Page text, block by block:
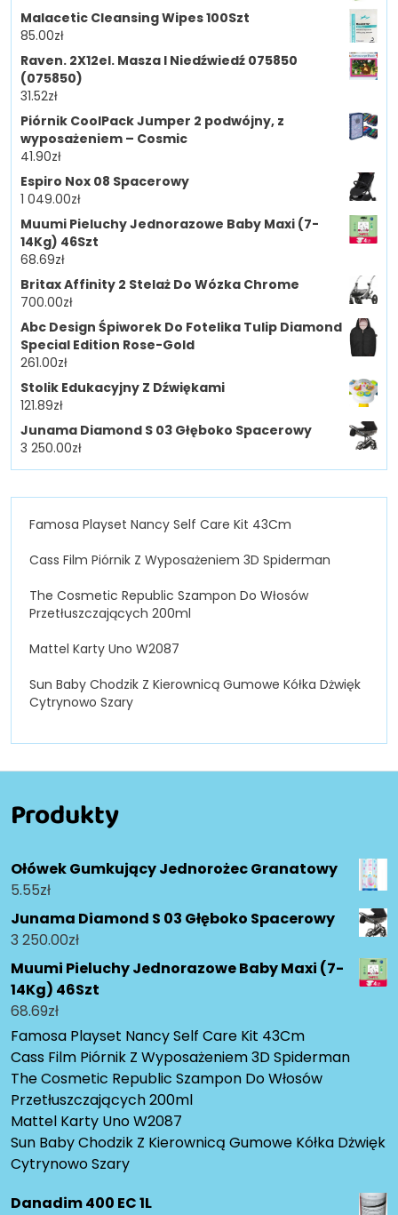
Malacetic Cleansing Wipes 100Szt
85.00zł
Raven. 2X12el. Masza I Niedźwiedź 075850
(075850)
31.52zł
Piórnik CoolPack Jumper 2 podwójny, z
wyposażeniem – Cosmic
41.90zł
Espiro Nox 08 Spacerowy
1 049.00zł
Muumi Pieluchy Jednorazowe Baby Maxi (7-
14Kg) 46Szt
68.69zł
Britax Affinity 2 Stelaż Do Wózka Chrome
700.00zł
Abc Design Śpiworek Do Fotelika Tulip Diamond
Special Edition Rose-Gold
261.00zł
Stolik Edukacyjny Z Dźwiękami
121.89zł
Junama Diamond S 03 Głęboko Spacerowy
3 250.00zł
Famosa Playset Nancy Self Care Kit 43Cm
Cass Film Piórnik Z Wyposażeniem 3D Spiderman
The Cosmetic Republic Szampon Do Włosów
Przetłuszczających 200ml
Mattel Karty Uno W2087
Sun Baby Chodzik Z Kierownicą Gumowe Kółka Dżwięk
Cytrynowo Szary
Produkty
Ołówek Gumkujący Jednorożec Granatowy
5.55zł
Junama Diamond S 03 Głęboko Spacerowy
3 250.00zł
Muumi Pieluchy Jednorazowe Baby Maxi (7-
14Kg) 46Szt
68.69zł
Famosa Playset Nancy Self Care Kit 43Cm
Cass Film Piórnik Z Wyposażeniem 3D Spiderman
The Cosmetic Republic Szampon Do Włosów
Przetłuszczających 200ml
Mattel Karty Uno W2087
Sun Baby Chodzik Z Kierownicą Gumowe Kółka Dżwięk
Cytrynowo Szary
Danadim 400 EC 1L